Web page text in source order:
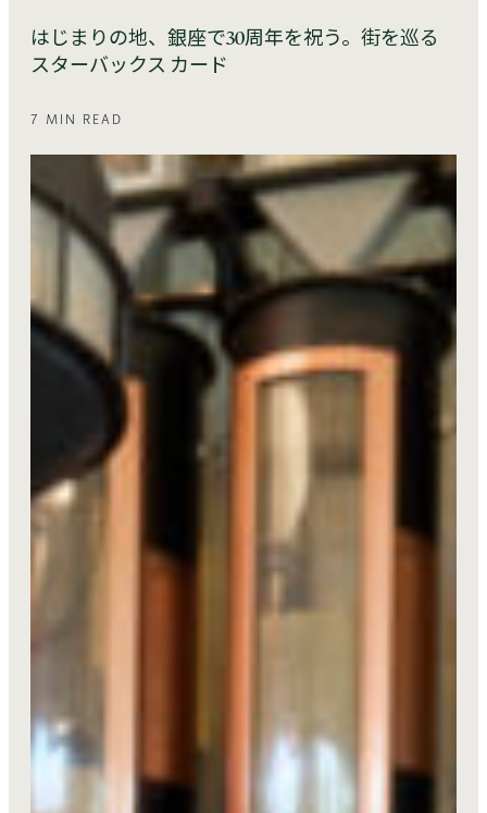
はじまりの地、銀座で30周年を祝う。街を巡る
スターバックス カード
7 MIN READ